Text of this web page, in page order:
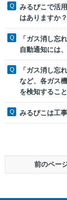
みるぴこで活
はありますか？
「ガス消し忘
自動通知には
「ガス消し忘
など、各ガス
を検知するこ
みるぴこは工
前のペー